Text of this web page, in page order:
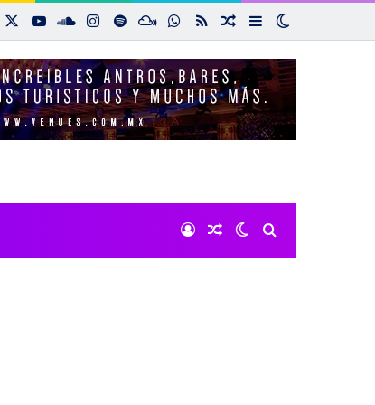
FacebookYouTubeSoundCloud
Instagram
SpotifyMixcloudWhatsApp
RSS Noticias aleatorias
Sidebar
Iniciar sesión
Noticias aleatorias
Switch skin
Buscar por: